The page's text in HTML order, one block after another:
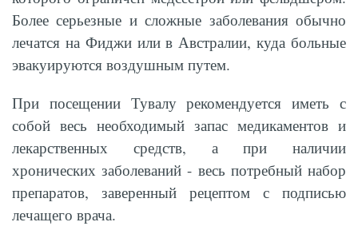
Более серьезные и сложные заболевания обычно
лечатся на Фиджи или в Австралии, куда больные
эвакуируются воздушным путем.
При посещении Тувалу рекомендуется иметь с
собой весь необходимый запас медикаментов и
лекарственных средств, а при наличии
хронических заболеваний - весь потребный набор
препаратов, заверенный рецептом с подписью
лечащего врача.